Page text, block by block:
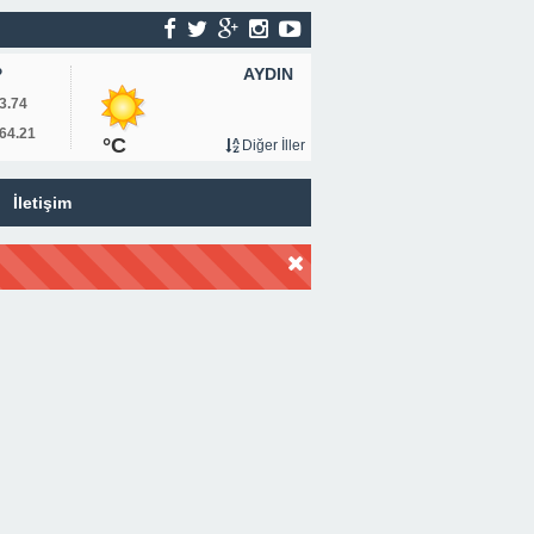
AYDIN
°C Diğer İller
İletişim